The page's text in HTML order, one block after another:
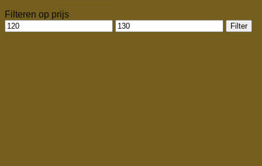
Filteren op prijs
Min.
prijs
Max.
prijs
Filter